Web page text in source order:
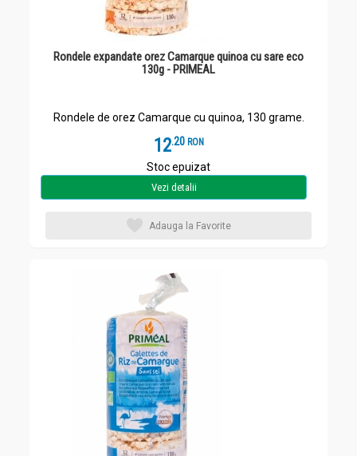
Rondele expandate orez Camarque quinoa cu sare eco
130g - PRIMEAL
Rondele de orez Camarque cu quinoa, 130 grame.
12.2 RON
Stoc epuizat
Vezi detalii
Adauga la Favorite